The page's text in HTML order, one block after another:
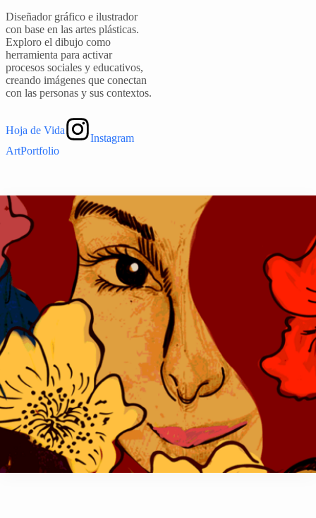
Diseñador gráfico e ilustrador
con base en las artes plásticas.
Exploro el dibujo como
herramienta para activar
procesos sociales y educativos,
creando imágenes que conectan
con las personas y sus contextos.
Hoja de Vida
Instagram
ArtPortfolio